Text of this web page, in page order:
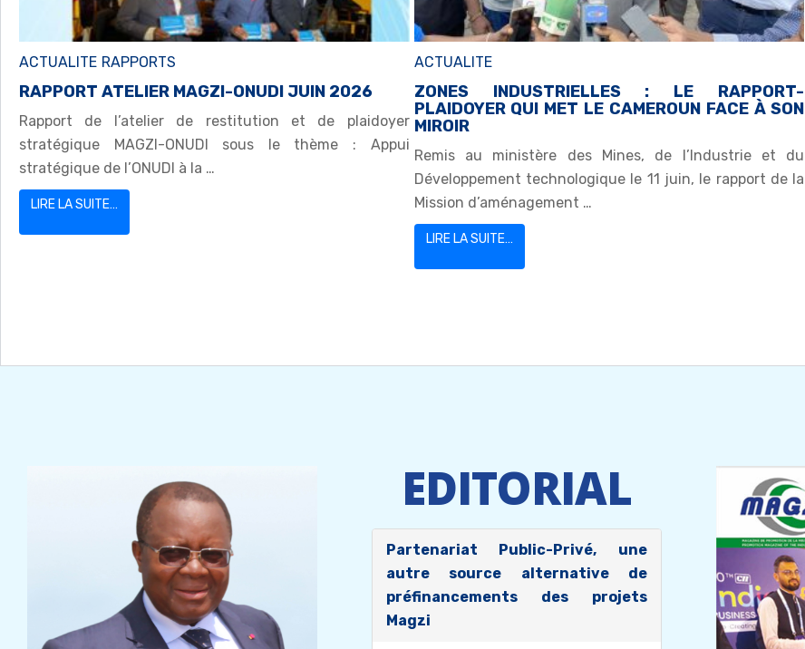
ACTUALITE RAPPORTS
RAPPORT ATELIER MAGZI-ONUDI JUIN 2026
Rapport de l’atelier de restitution et de plaidoyer
stratégique MAGZI-ONUDI sous le thème : Appui
stratégique de l’ONUDI à la …
LIRE LA SUITE…
ACTUALITE
ZONES INDUSTRIELLES : LE RAPPORT-
PLAIDOYER QUI MET LE CAMEROUN FACE À SON
MIROIR
Remis au ministère des Mines, de l’Industrie et du
Développement technologique le 11 juin, le rapport de la
Mission d’aménagement …
LIRE LA SUITE…
EDITORIAL
Partenariat Public-Privé, une
autre source alternative de
préfinancements des projets
Magzi